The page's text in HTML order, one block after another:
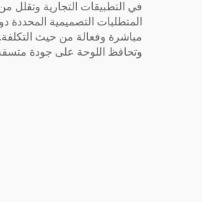
المتطلبات التصميمية المحددة
مباشرة وفعالة من حيث
وتحافظ اللوحة على جودة